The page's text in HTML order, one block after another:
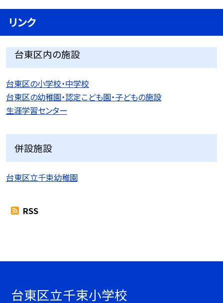
リンク
台東区内の施設
台東区の小学校・中学校
台東区の幼稚園・認定こども園・子どもの施設
生涯学習センター
併設施設
台東区立千束幼稚園
RSS
台東区立千束小学校